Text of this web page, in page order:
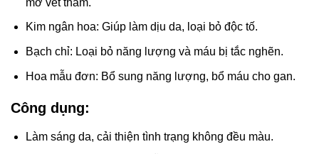
Kim ngân hoa: Giúp làm dịu da, loại bỏ độc tố.
Bạch chỉ: Loại bỏ năng lượng và máu bị tắc nghẽn.
Hoa mẫu đơn: Bổ sung năng lượng, bổ máu cho gan.
Công dụng:
Làm sáng da, cải thiện tình trạng không đều màu.